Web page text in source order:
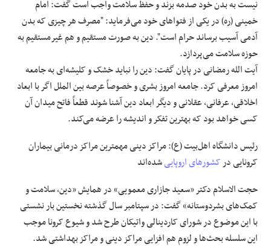
نیست به بدن خود صدمه بزند و حفظ سلامت واجب است گفت: امام
خمینی (ره) در یکی از فتواهای خود می‌فرماید: "مصرف هر چیزی که بدن
آدمی آسیب برساند حرام است". دین به صورت مستقیم و هم غیرمستقیم به
حوزه سلامت می‌پردازد.
آیت الله رمضانی در پایان گفت: دین را نباید خشک و کلیشه‌ای به جامعه
امروز معرفی کرد. جامعه امروز بشری و خصوصاً عرصه بینالمللاگر با ابعاد
اخلاقی، عرفانی، عقلانی و دیگر ابعاد دین آشنا شوند قطعاً فاتح میدان آن
کسی خواهد بود که بهترین تفکر و اندیشه را عرضه می‌کند.
رئیس دانشگاه اهل‌بیت (ع): مراکز دینی مهمترین مراکز درمانی بیماران
کرونایی درکشورهای اروپاییشده‌اند
حجت الاسلام دکتر «سعیدجازاریمعمویی» در همایش «دین، سلامت و
کمک‌های بشردوستانه» گفت: در سپتامبر سال گذشته نخستین بار نشستی
با این موضوع در شورای کاردینالی واتیکان طرح شد و شیوع کرونا موجب
این سلسله بحث‌ها و لزوم هم افزایی مراکز دینی و مراکز بهداشتی شد.